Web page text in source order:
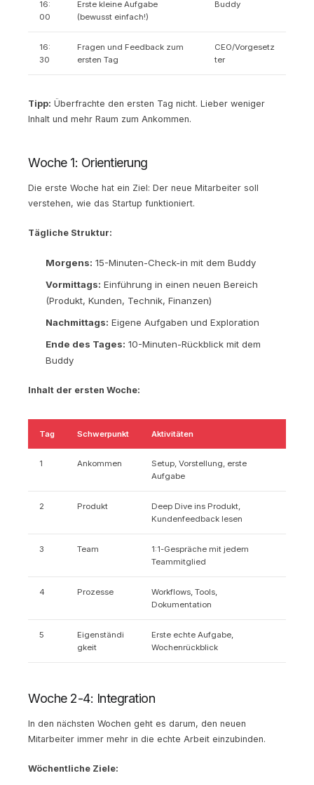
16:
00
Erste kleine Aufgabe
(bewusst einfach!)
Buddy
16:
30
Fragen und Feedback zum
ersten Tag
CEO/Vorgesetz
ter
Tipp: Überfrachte den ersten Tag nicht. Lieber weniger
Inhalt und mehr Raum zum Ankommen.
Woche 1: Orientierung
Die erste Woche hat ein Ziel: Der neue Mitarbeiter soll
verstehen, wie das Startup funktioniert.
Tägliche Struktur:
Morgens: 15-Minuten-Check-in mit dem Buddy
Vormittags: Einführung in einen neuen Bereich
(Produkt, Kunden, Technik, Finanzen)
Nachmittags: Eigene Aufgaben und Exploration
Ende des Tages: 10-Minuten-Rückblick mit dem
Buddy
Inhalt der ersten Woche:
Tag Schwerpunkt Aktivitäten
1 Ankommen
Setup, Vorstellung, erste
Aufgabe
2 Produkt
Deep Dive ins Produkt,
Kundenfeedback lesen
3 Team
1:1-Gespräche mit jedem
Teammitglied
4 Prozesse
Workflows, Tools,
Dokumentation
5
Eigenständi
gkeit
Erste echte Aufgabe,
Wochenrückblick
Woche 2-4: Integration
In den nächsten Wochen geht es darum, den neuen
Mitarbeiter immer mehr in die echte Arbeit einzubinden.
Wöchentliche Ziele: